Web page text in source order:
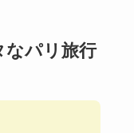
なパリ旅行